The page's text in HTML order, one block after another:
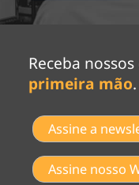
Receba
primeira mão.
Assine a
Assine nosso